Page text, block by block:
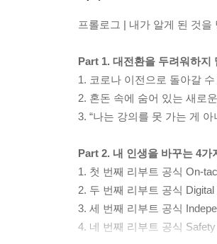
프롤로그 | 내가 알게 된 것을
Part 1. 대전환을 두려워하지
1. 코로나 이전으로 돌아갈
2. 혼돈 속에 숨어 있는 새로
3. “나는 강의를 못 가는 게 아
Part 2. 내 인생을 바꾸는 4가
1. 첫 번째 리부트 공식 On-
2. 두 번째 리부트 공식
3. 세 번째 리부트 공식
4. 네 번째 리부트 공식